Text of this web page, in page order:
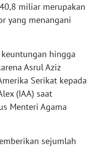
miliar merupakan
yang menangani
hingga
Asrul Aziz
Serikat kepada
(IAA) saat
Menteri Agama
sejumlah